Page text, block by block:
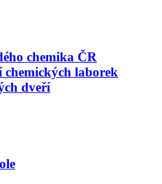
chemika ČR
chemických laborek
dveří